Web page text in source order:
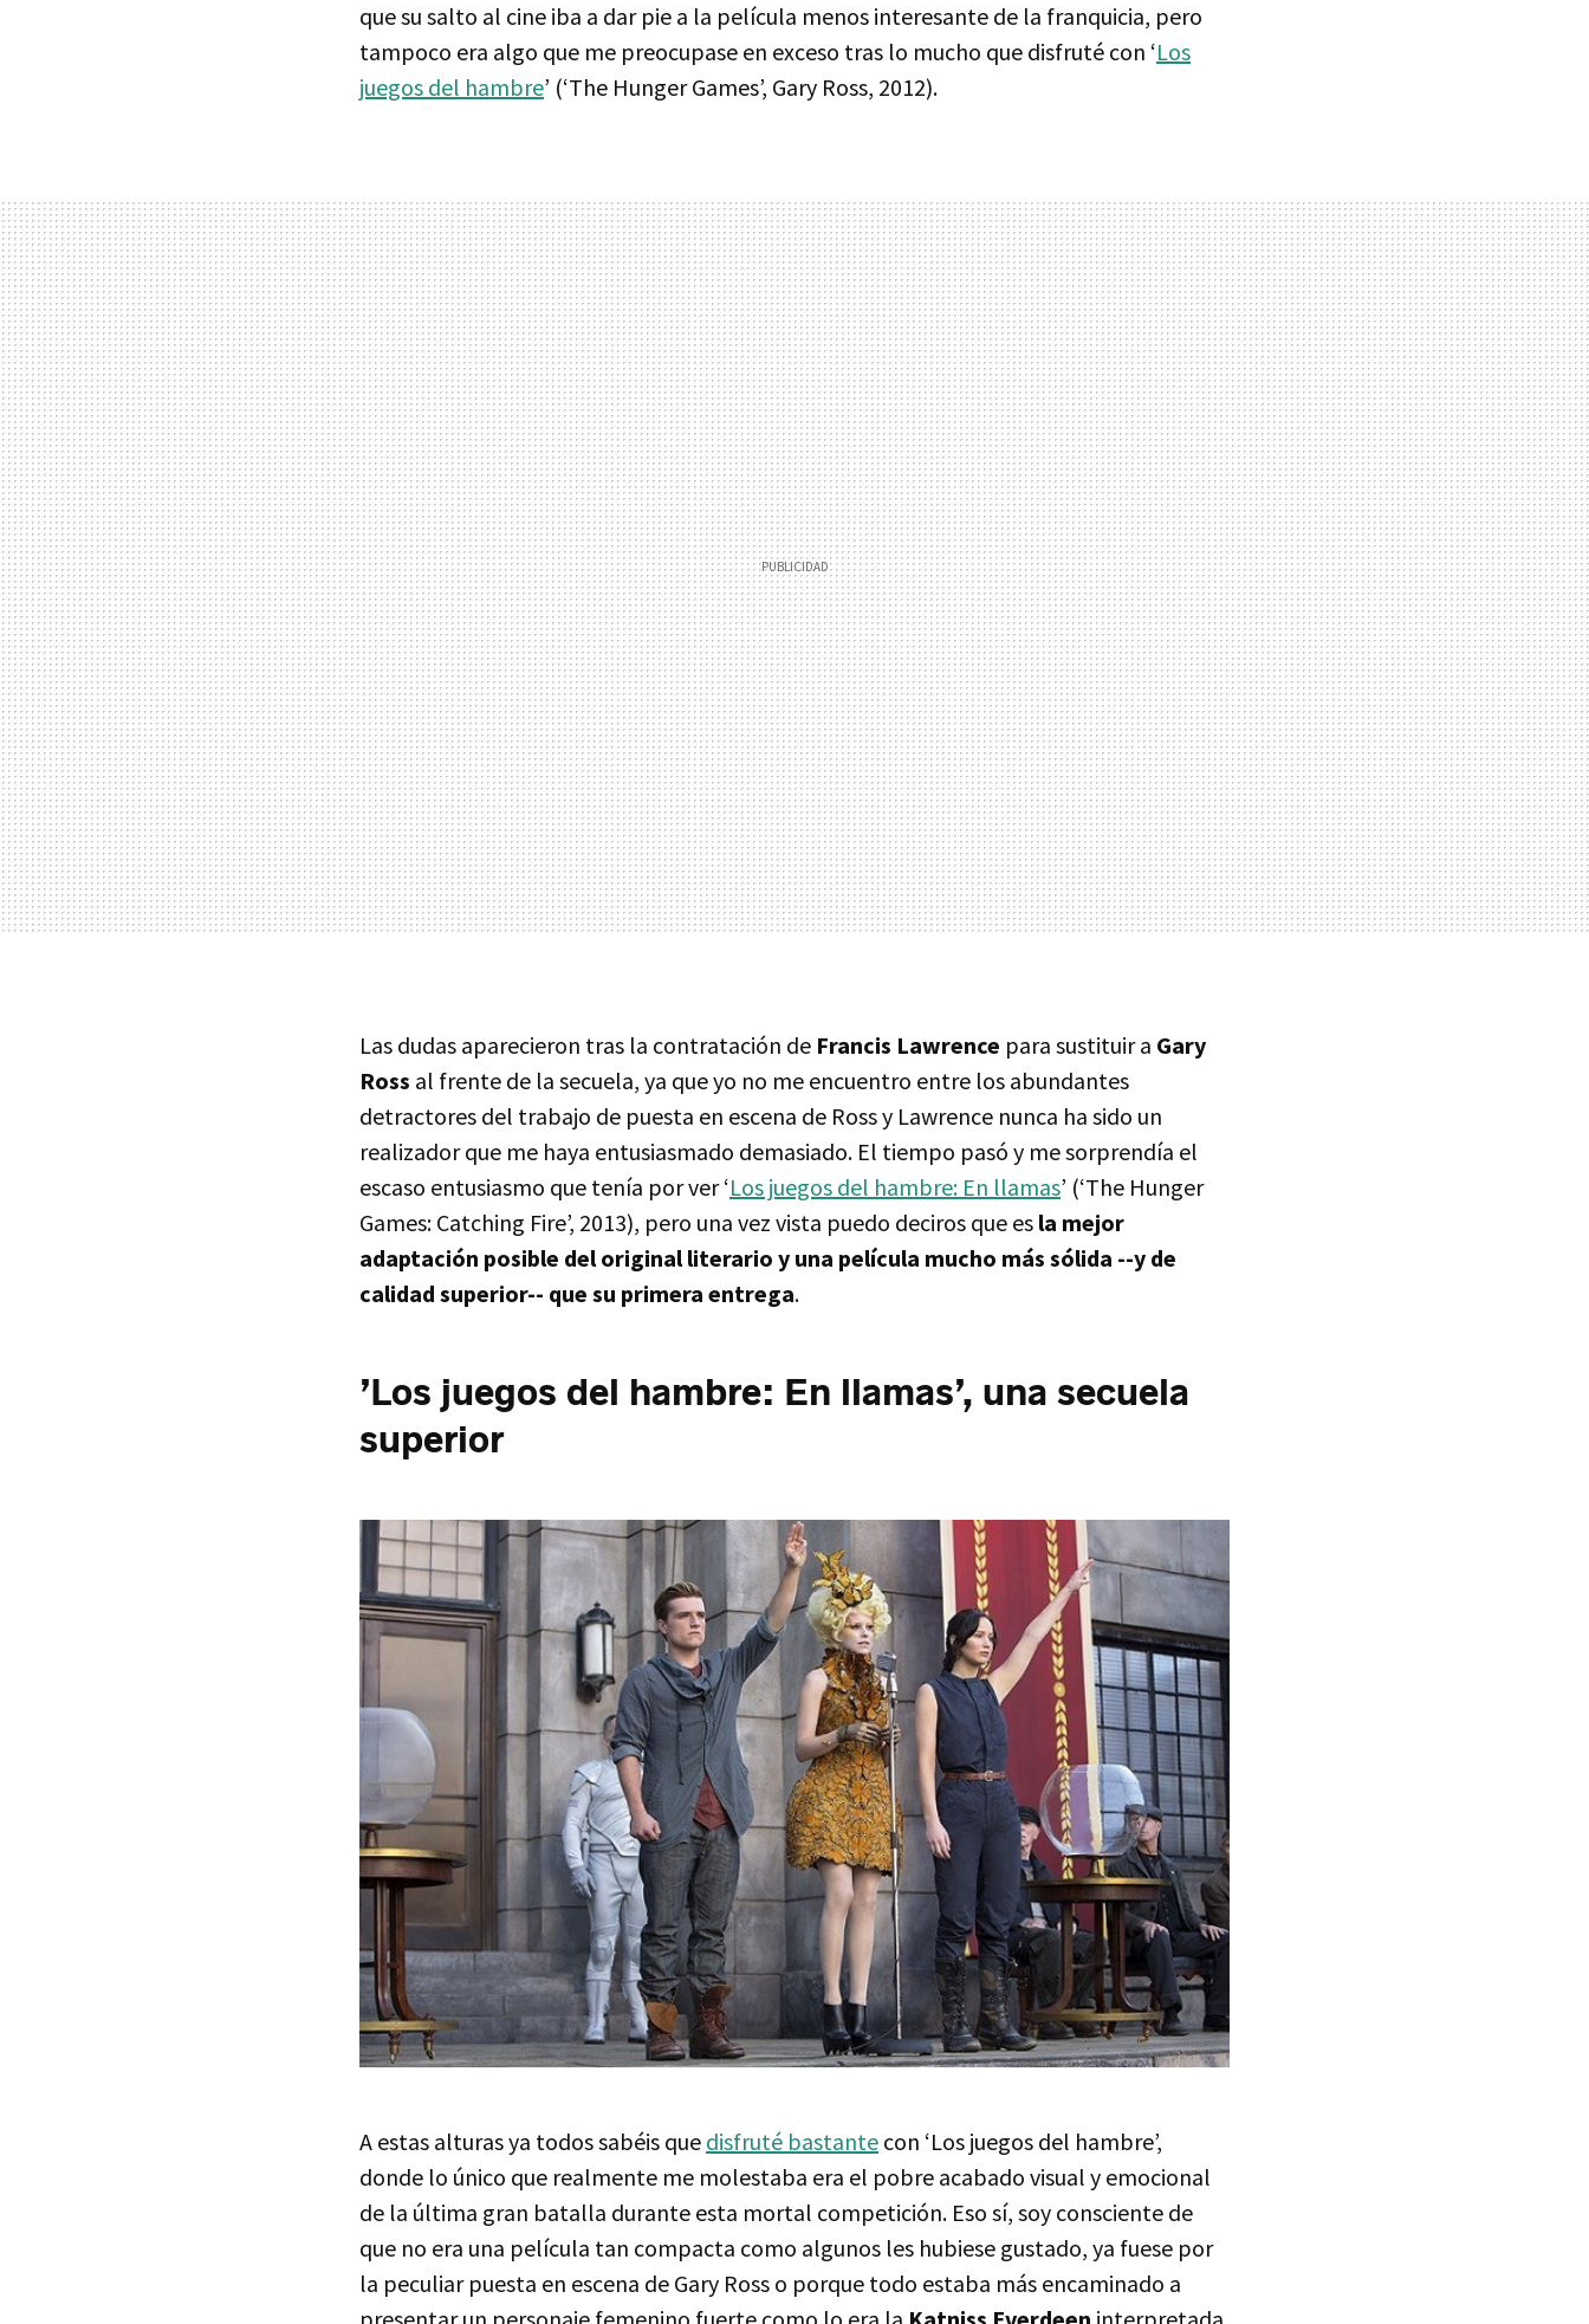
que su salto al cine iba a dar pie a la película menos interesante de la franquicia, pero
tampoco era algo que me preocupase en exceso tras lo mucho que disfruté con ‘Los
juegos del hambre’ (‘The Hunger Games’, Gary Ross, 2012).
Las dudas aparecieron tras la contratación de Francis Lawrence para sustituir a Gary
Ross al frente de la secuela, ya que yo no me encuentro entre los abundantes
detractores del trabajo de puesta en escena de Ross y Lawrence nunca ha sido un
realizador que me haya entusiasmado demasiado. El tiempo pasó y me sorprendía el
escaso entusiasmo que tenía por ver ‘Los juegos del hambre: En llamas’ (‘The Hunger
Games: Catching Fire’, 2013), pero una vez vista puedo deciros que es la mejor
adaptación posible del original literario y una película mucho más sólida --y de
calidad superior-- que su primera entrega.
’Los juegos del hambre: En llamas’, una secuela
superior
A estas alturas ya todos sabéis que disfruté bastante con ‘Los juegos del hambre’,
donde lo único que realmente me molestaba era el pobre acabado visual y emocional
de la última gran batalla durante esta mortal competición. Eso sí, soy consciente de
que no era una película tan compacta como algunos les hubiese gustado, ya fuese por
la peculiar puesta en escena de Gary Ross o porque todo estaba más encaminado a